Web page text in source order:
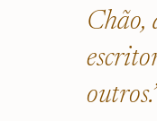
Chão,